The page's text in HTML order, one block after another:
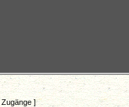
]